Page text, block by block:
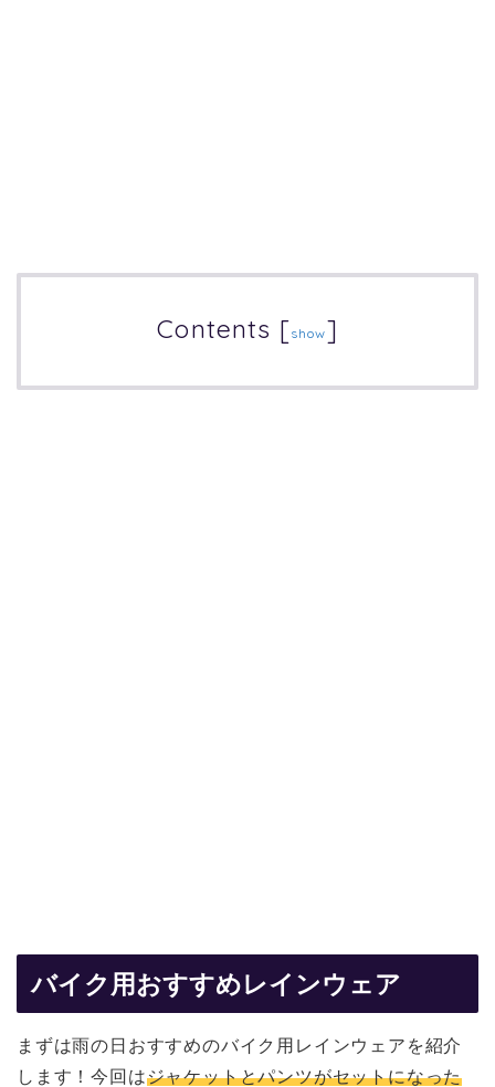
Contents [show]
バイク用おすすめレインウェア
まずは雨の日おすすめのバイク用レインウェアを紹介
します！今回はジャケットとパンツがセットになった